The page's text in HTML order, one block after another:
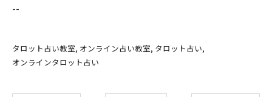
--
タロット占い教室 オンライン占い教室 タロット占い
オンラインタロット占い